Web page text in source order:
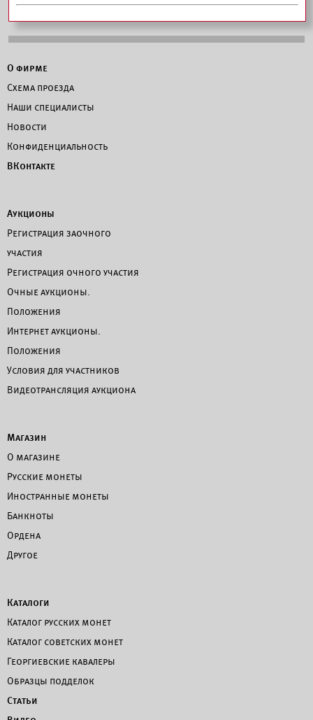
О фирме
Схема проезда
Наши специалисты
Новости
Конфиденциальность
ВКонтакте
Аукционы
Регистрация заочного
участия
Регистрация очного участия
Очные аукционы.
Положения
Интернет аукционы.
Положения
Условия для участников
Видеотрансляция аукциона
Магазин
О магазине
Русские монеты
Иностранные монеты
Банкноты
Ордена
Другое
Каталоги
Каталог русских монет
Каталог советских монет
Георгиевские кавалеры
Образцы подделок
Статьи